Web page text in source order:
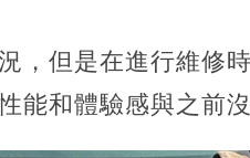
，但是在進行維修
能和體驗感與之前沒